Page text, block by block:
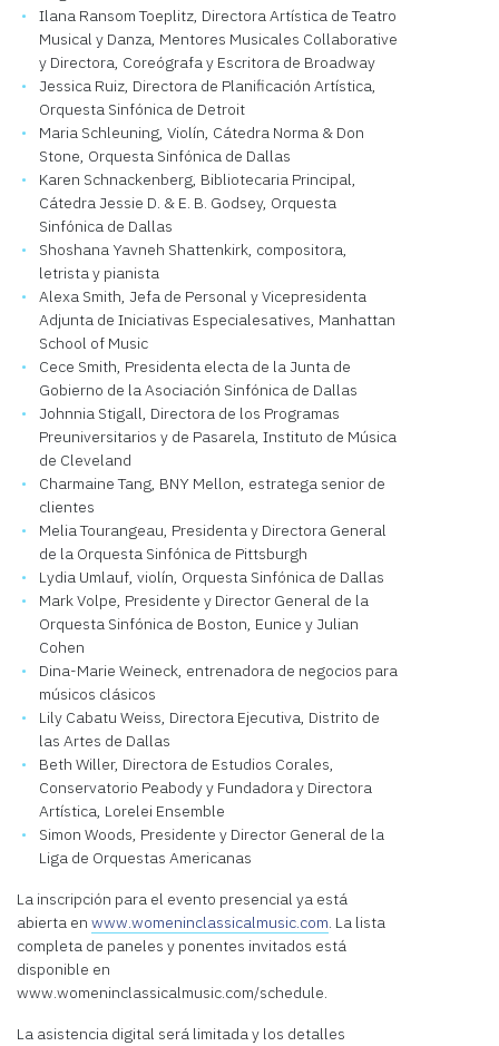
Ilana Ransom Toeplitz, Directora Artística de Teatro
Musical y Danza, Mentores Musicales Collaborative
y Directora, Coreógrafa y Escritora de Broadway
Jessica Ruiz, Directora de Planificación Artística,
Orquesta Sinfónica de Detroit
Maria Schleuning, Violín, Cátedra Norma & Don
Stone, Orquesta Sinfónica de Dallas
Karen Schnackenberg, Bibliotecaria Principal,
Cátedra Jessie D. & E. B. Godsey, Orquesta
Sinfónica de Dallas
Shoshana Yavneh Shattenkirk, compositora,
letrista y pianista
Alexa Smith, Jefa de Personal y Vicepresidenta
Adjunta de Iniciativas Especialesatives, Manhattan
School of Music
Cece Smith, Presidenta electa de la Junta de
Gobierno de la Asociación Sinfónica de Dallas
Johnnia Stigall, Directora de los Programas
Preuniversitarios y de Pasarela, Instituto de Música
de Cleveland
Charmaine Tang, BNY Mellon, estratega senior de
clientes
Melia Tourangeau, Presidenta y Directora General
de la Orquesta Sinfónica de Pittsburgh
Lydia Umlauf, violín, Orquesta Sinfónica de Dallas
Mark Volpe, Presidente y Director General de la
Orquesta Sinfónica de Boston, Eunice y Julian
Cohen
Dina-Marie Weineck, entrenadora de negocios para
músicos clásicos
Lily Cabatu Weiss, Directora Ejecutiva, Distrito de
las Artes de Dallas
Beth Willer, Directora de Estudios Corales,
Conservatorio Peabody y Fundadora y Directora
Artística, Lorelei Ensemble
Simon Woods, Presidente y Director General de la
Liga de Orquestas Americanas
La inscripción para el evento presencial ya está
abierta en www.womeninclassicalmusic.com. La lista
completa de paneles y ponentes invitados está
disponible en
www.womeninclassicalmusic.com/schedule.
La asistencia digital será limitada y los detalles